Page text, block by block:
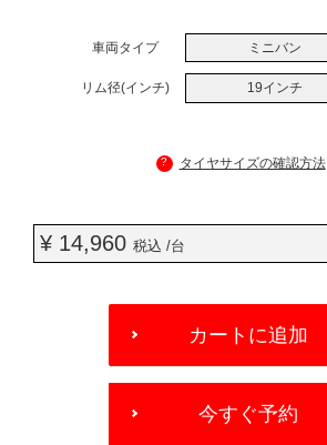
車両タイプ ミニバン
リム径(インチ) 19インチ
? タイヤサイズの確認方法
¥ 14,960 税込 /台
OPTIONS
カートに追加
今すぐ予約